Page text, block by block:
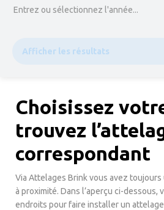
Entrez ou sélectionnez l'année...
Afficher les résultats
Choisissez
trouvez
correspondant
Via Attelages Brink vous avez
à proximité. Dans l’aperçu ci-
endroits pour faire installer un